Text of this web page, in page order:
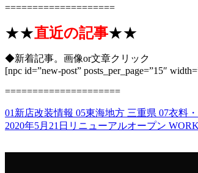
====================
★★直近の記事★★
◆新着記事。画像or文章クリック
[npc id=”new-post” posts_per_page=”15″
=====================
01新店改装情報 05東海地方 三重県 07衣料
2020年5月21日リニューアルオープン